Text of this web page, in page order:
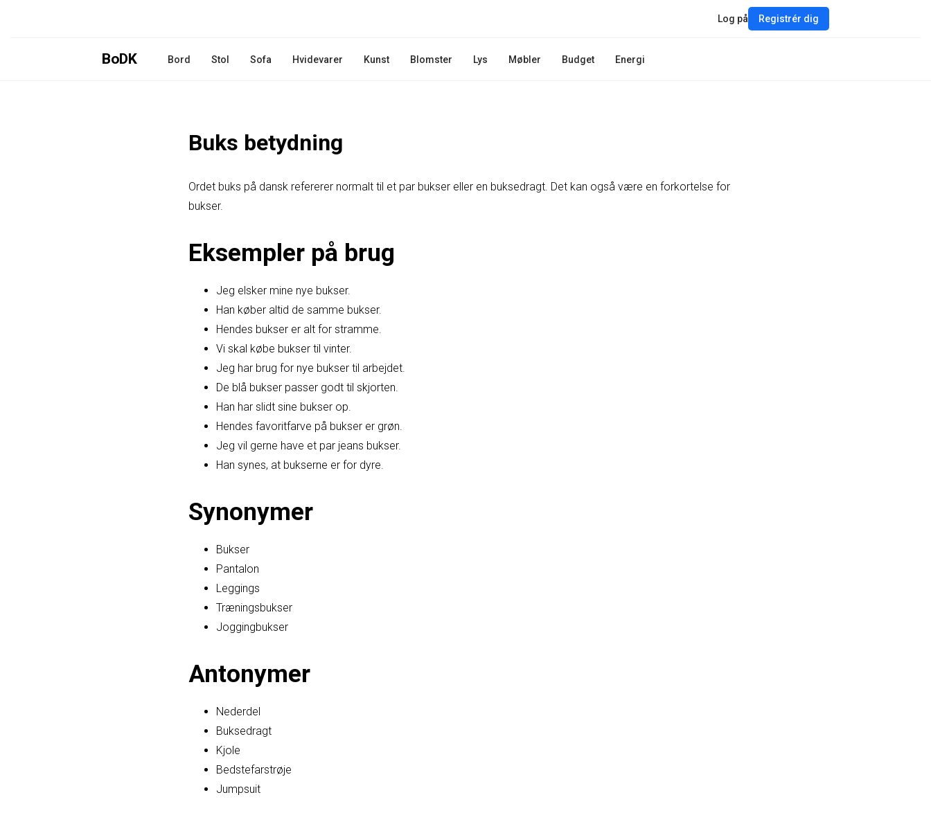
BoDK Bord Stol Sofa Hvidevarer Kunst Blomster Lys Møbler Budget Energi
Log på Registrér dig
Buks betydning
Ordet buks på dansk refererer normalt til et par bukser eller en buksedragt. Det kan også være en forkortelse for
bukser.
Eksempler på brug
Jeg elsker mine nye bukser.
Han køber altid de samme bukser.
Hendes bukser er alt for stramme.
Vi skal købe bukser til vinter.
Jeg har brug for nye bukser til arbejdet.
De blå bukser passer godt til skjorten.
Han har slidt sine bukser op.
Hendes favoritfarve på bukser er grøn.
Jeg vil gerne have et par jeans bukser.
Han synes, at bukserne er for dyre.
Synonymer
Bukser
Pantalon
Leggings
Træningsbukser
Joggingbukser
Antonymer
Nederdel
Buksedragt
Kjole
Bedstefarstrøje
Jumpsuit